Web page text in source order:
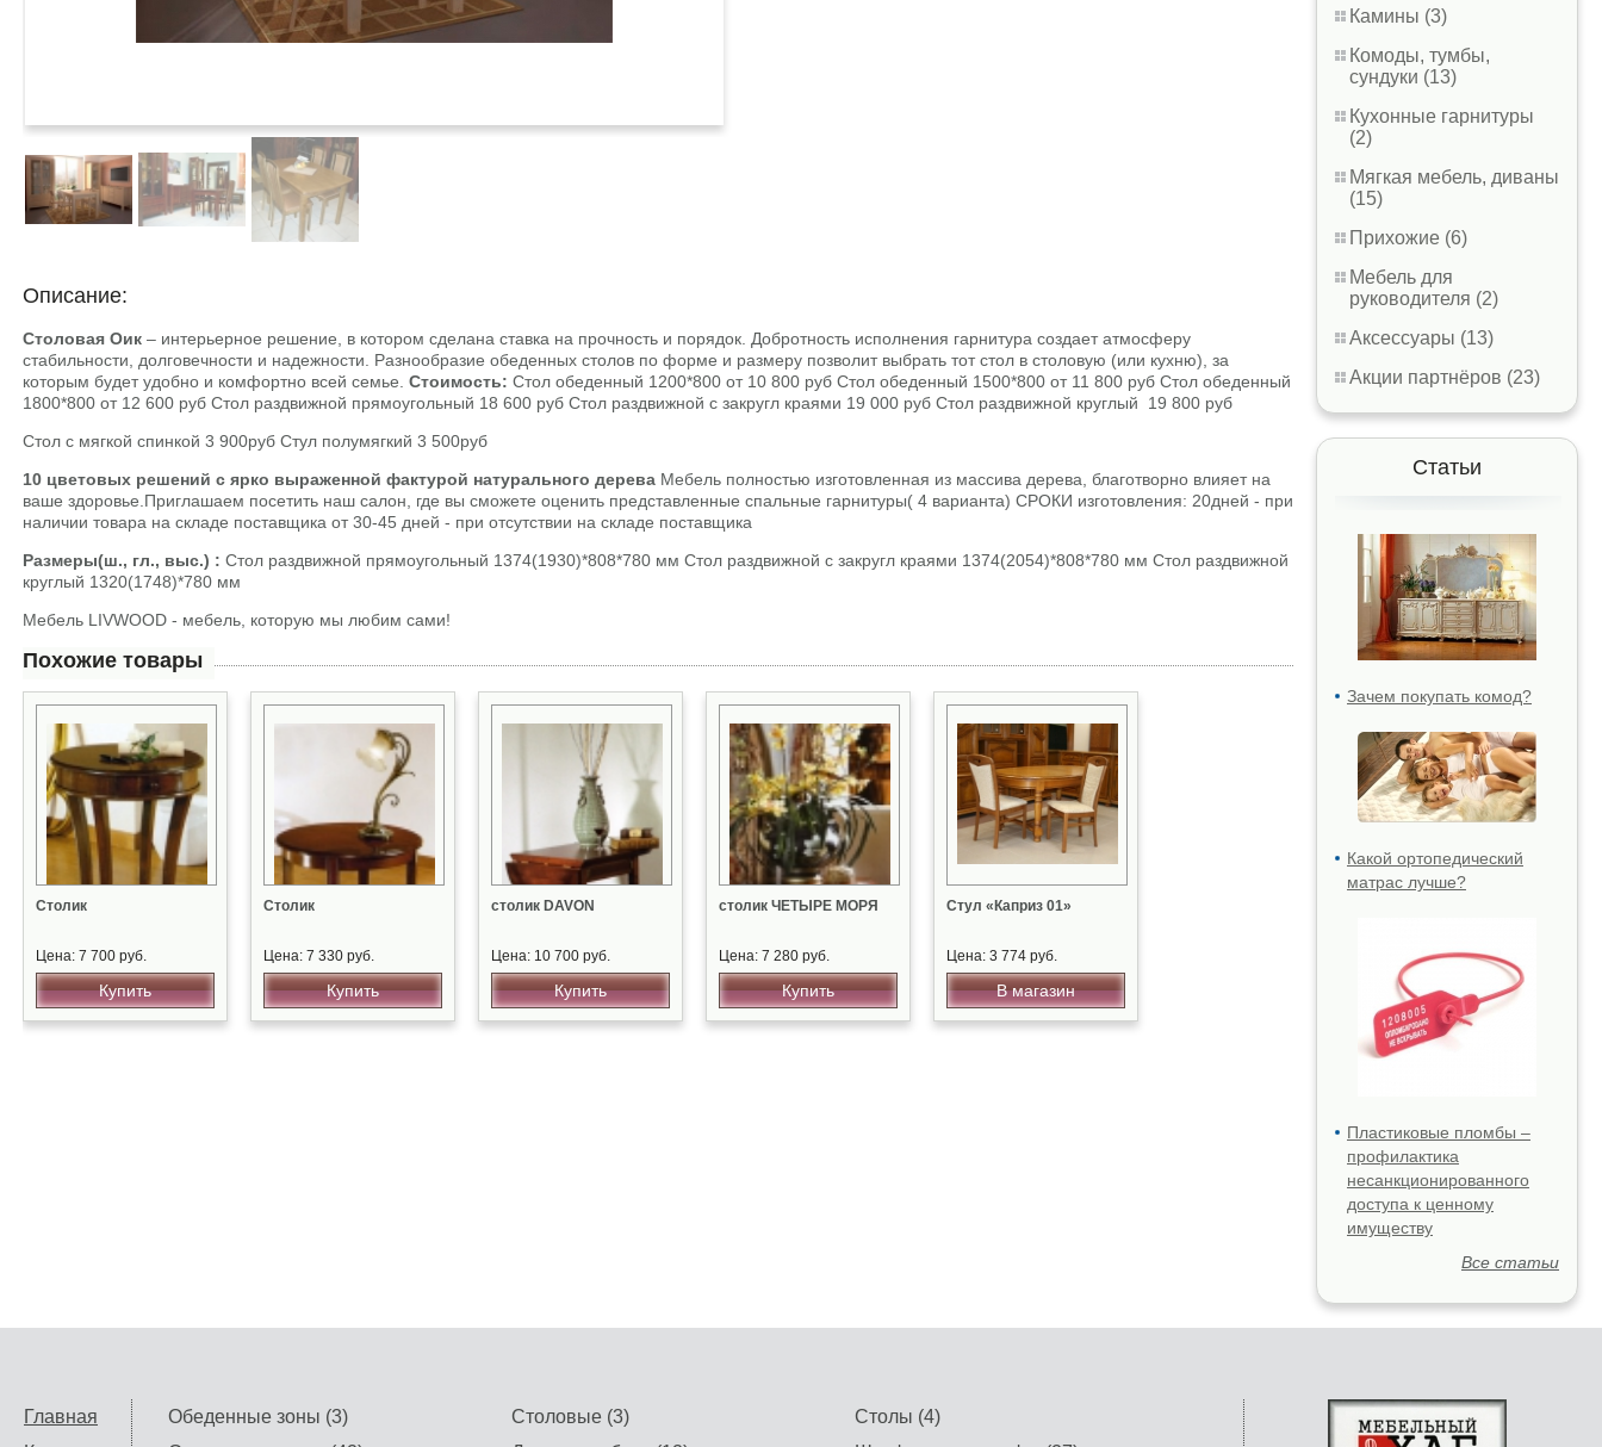
Камины (3)
Комоды, тумбы,
сундуки (13)
Кухонные гарнитуры
(2)
Мягкая мебель, диваны
(15)
Прихожие (6)
Мебель для
руководителя (2)
Аксессуары (13)
Акции партнёров (23)
Статьи
Зачем покупать комод?
Какой ортопедический
матрас лучше?
Пластиковые пломбы –
профилактика
несанкционированного
доступа к ценному
имуществу
Все статьи
Описание:
Столовая Оик – интерьерное решение, в котором сделана ставка на прочность и порядок. Добротность исполнения гарнитура создает атмосферу
стабильности, долговечности и надежности. Разнообразие обеденных столов по форме и размеру позволит выбрать тот стол в столовую (или кухню), за
которым будет удобно и комфортно всей семье. Стоимость: Стол обеденный 1200*800 от 10 800 руб Стол обеденный 1500*800 от 11 800 руб Стол обеденный
1800*800 от 12 600 руб Стол раздвижной прямоугольный 18 600 руб Стол раздвижной с закругл краями 19 000 руб Стол раздвижной круглый 19 800 руб
Стол с мягкой спинкой 3 900руб Стул полумягкий 3 500руб
10 цветовых решений с ярко выраженной фактурой натурального дерева Мебель полностью изготовленная из массива дерева, благотворно влияет на
ваше здоровье.Приглашаем посетить наш салон, где вы сможете оценить представленные спальные гарнитуры( 4 варианта) СРОКИ изготовления: 20дней - при
наличии товара на складе поставщика от 30-45 дней - при отсутствии на складе поставщика
Размеры(ш., гл., выс.) : Стол раздвижной прямоугольный 1374(1930)*808*780 мм Стол раздвижной с закругл краями 1374(2054)*808*780 мм Стол раздвижной
круглый 1320(1748)*780 мм
Мебель LIVWOOD - мебель, которую мы любим сами!
Похожие товары
Столик
Цена: 7 700 руб.
Купить
Столик
Цена: 7 330 руб.
Купить
столик DAVON
Цена: 10 700 руб.
Купить
столик ЧЕТЫРЕ МОРЯ
Цена: 7 280 руб.
Купить
Стул «Каприз 01»
Цена: 3 774 руб.
В магазин
Главная
Обеденные зоны (3) Столовые (3)
Столы (4)